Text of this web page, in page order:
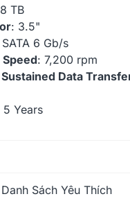
TB
: 3.5"
6 Gb/s
: 7,200 rpm
Data
5 Years
Sách Yêu Thích
Synology HAT3300-
3.5" SATA,...